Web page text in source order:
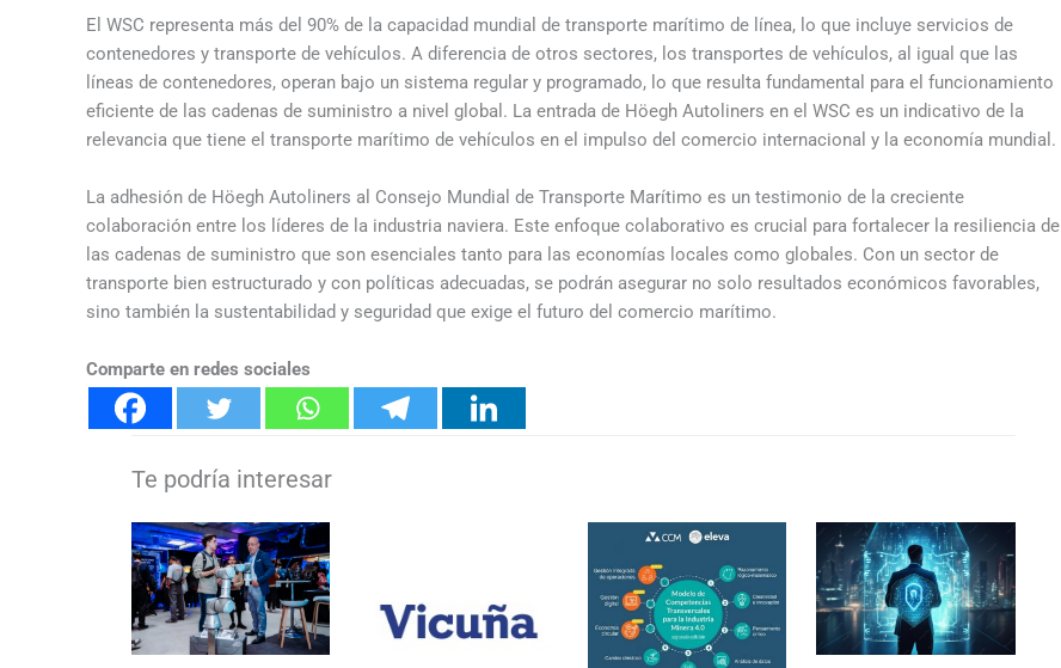
El WSC representa más del 90% de la capacidad mundial de transporte marítimo de línea, lo que incluye servicios de
contenedores y transporte de vehículos. A diferencia de otros sectores, los transportes de vehículos, al igual que las
líneas de contenedores, operan bajo un sistema regular y programado, lo que resulta fundamental para el funcionamiento
eficiente de las cadenas de suministro a nivel global. La entrada de Höegh Autoliners en el WSC es un indicativo de la
relevancia que tiene el transporte marítimo de vehículos en el impulso del comercio internacional y la economía mundial.
La adhesión de Höegh Autoliners al Consejo Mundial de Transporte Marítimo es un testimonio de la creciente
colaboración entre los líderes de la industria naviera. Este enfoque colaborativo es crucial para fortalecer la resiliencia de
las cadenas de suministro que son esenciales tanto para las economías locales como globales. Con un sector de
transporte bien estructurado y con políticas adecuadas, se podrán asegurar no solo resultados económicos favorables,
sino también la sustentabilidad y seguridad que exige el futuro del comercio marítimo.
Comparte en redes sociales